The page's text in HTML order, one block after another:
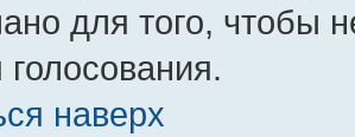
для того, чтобы
наверх